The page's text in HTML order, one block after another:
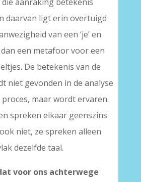
daarvan ligt erin overtuigd
van een ‘je’ en
een metafoor voor een
De betekenis van de
niet gevonden in de analyse
maar wordt ervaren.
spreken elkaar geenszins
niet, ze spreken alleen
dezelfde taal.
voor ons achterwege